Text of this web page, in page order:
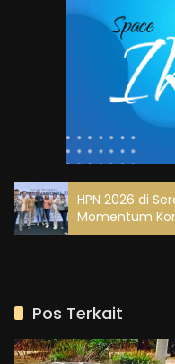
HPN 2026 di
Momentum
Pos Terkait